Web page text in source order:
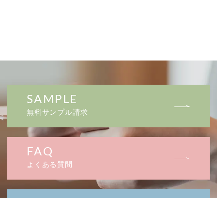
SAMPLE
無料サンプル請求
FAQ
よくある質問